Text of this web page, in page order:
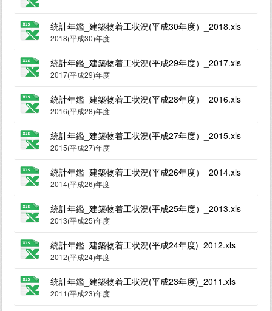
統計年鑑_建築物着工状況(平成30年度）_2018.xls
2018(平成30)年度
統計年鑑_建築物着工状況(平成29年度）_2017.xls
2017(平成29)年度
統計年鑑_建築物着工状況(平成28年度）_2016.xls
2016(平成28)年度
統計年鑑_建築物着工状況(平成27年度）_2015.xls
2015(平成27)年度
統計年鑑_建築物着工状況(平成26年度）_2014.xls
2014(平成26)年度
統計年鑑_建築物着工状況(平成25年度）_2013.xls
2013(平成25)年度
統計年鑑_建築物着工状況(平成24年度)_2012.xls
2012(平成24)年度
統計年鑑_建築物着工状況(平成23年度)_2011.xls
2011(平成23)年度